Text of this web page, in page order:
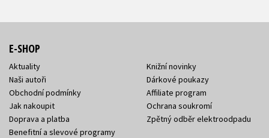
E-SHOP
Aktuality
Naši autoři
Obchodní podmínky
Jak nakoupit
Doprava a platba
Benefitní a slevové programy
Knižní novinky
Dárkové poukazy
Affiliate program
Ochrana soukromí
Zpětný odběr elektroodpadu